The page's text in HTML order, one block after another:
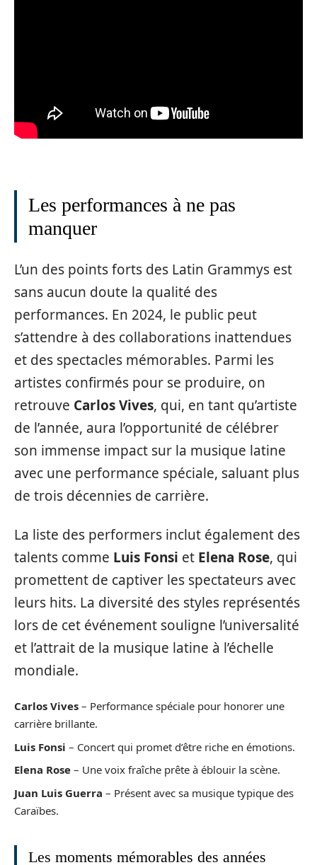
Les performances à ne pas
manquer
L’un des points forts des Latin Grammys est
sans aucun doute la qualité des
performances. En 2024, le public peut
s’attendre à des collaborations inattendues
et des spectacles mémorables. Parmi les
artistes confirmés pour se produire, on
retrouve Carlos Vives, qui, en tant qu’artiste
de l’année, aura l’opportunité de célébrer
son immense impact sur la musique latine
avec une performance spéciale, saluant plus
de trois décennies de carrière.
La liste des performers inclut également des
talents comme Luis Fonsi et Elena Rose, qui
promettent de captiver les spectateurs avec
leurs hits. La diversité des styles représentés
lors de cet événement souligne l’universalité
et l’attrait de la musique latine à l’échelle
mondiale.
Carlos Vives – Performance spéciale pour honorer une
carrière brillante.
Luis Fonsi – Concert qui promet d’être riche en émotions.
Elena Rose – Une voix fraîche prête à éblouir la scène.
Juan Luis Guerra – Présent avec sa musique typique des
Caraïbes.
Les moments mémorables des années